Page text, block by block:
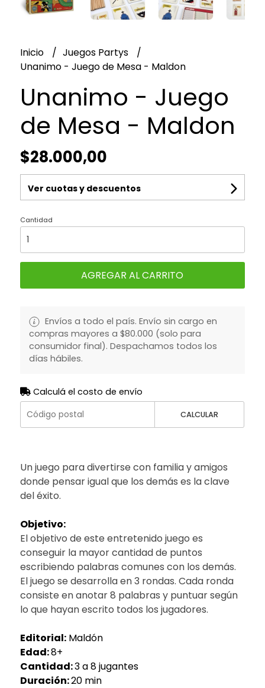
Inicio
Juegos Partys
Unanimo - Juego de Mesa - Maldon
Unanimo - Juego
de Mesa - Maldon
$28.000,00
Ver cuotas y descuentos
Cantidad
AGREGAR AL CARRITO
Envíos a todo el país. Envío sin cargo en
compras mayores a $80.000 (solo para
consumidor final). Despachamos todos los
días hábiles.
Calculá el costo de envío
CALCULAR
Un juego para divertirse con familia y amigos
donde pensar igual que los demás es la clave
del éxito.
Objetivo:
El objetivo de este entretenido juego es
conseguir la mayor cantidad de puntos
escribiendo palabras comunes con los demás.
El juego se desarrolla en 3 rondas. Cada ronda
consiste en anotar 8 palabras y puntuar según
lo que hayan escrito todos los jugadores.
Editorial: Maldón
Edad:8+
Cantidad:3 a 8 jugantes
Duración:20 min